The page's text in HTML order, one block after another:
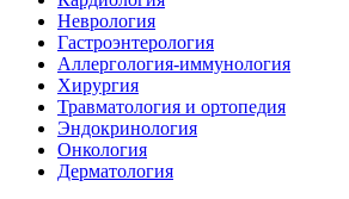
Неврология
Гастроэнтерология
Аллергология-иммунология
Хирургия
Травматология и ортопедия
Эндокринология
Онкология
Дерматология